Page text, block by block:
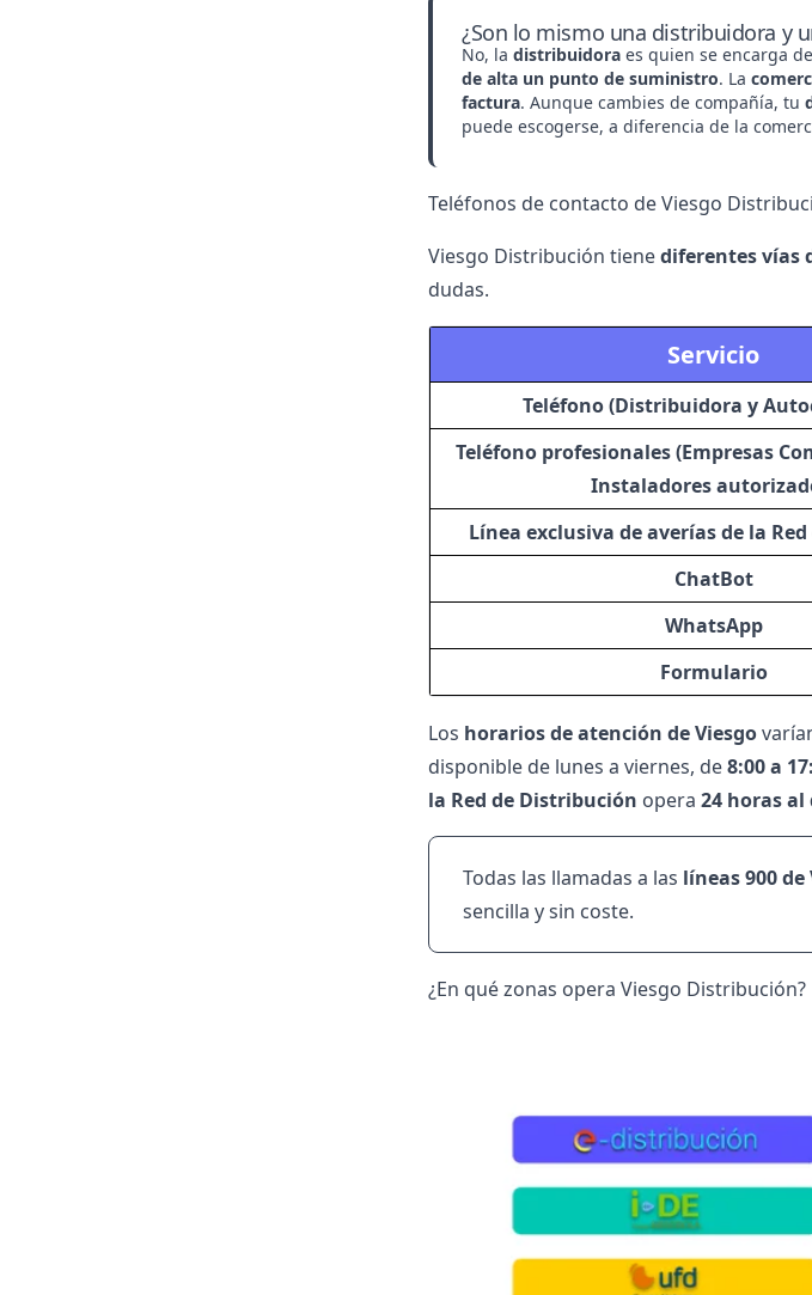
¿Son lo mismo una distribuidora y
No, la distribuidoraes quien se encarga
de alta un punto de suministro. La
factura. Aunque cambies de compañía, tu
puede escogerse, a diferencia de la
Teléfonos de contacto de Viesgo
Viesgo Distribución tienediferentes vías
dudas.
Servicio
Teléfono (Distribuidora y
Teléfono profesionales (Empresas
Instaladores
Línea exclusiva de averías de la
ChatBot
WhatsApp
Formulario
Los horarios de atención de Viesgo
disponible de lunes a viernes, de8:00 a
la Red de Distribución opera 24 horas
Todas las llamadas a las líneas 900
sencilla y sin coste.
¿En qué zonas opera Viesgo Distribución?